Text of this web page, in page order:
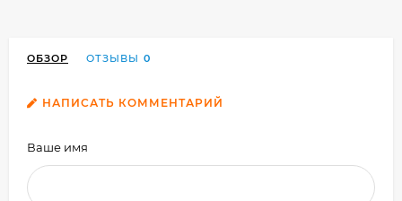
ОБЗОР ОТЗЫВЫ 0
НАПИСАТЬ КОММЕНТАРИЙ
Ваше имя